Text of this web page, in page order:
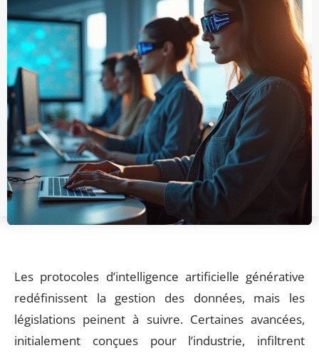
Les protocoles d’intelligence artificielle générative
redéfinissent la gestion des données, mais les
législations peinent à suivre. Certaines avancées,
initialement conçues pour l’industrie, infiltrent